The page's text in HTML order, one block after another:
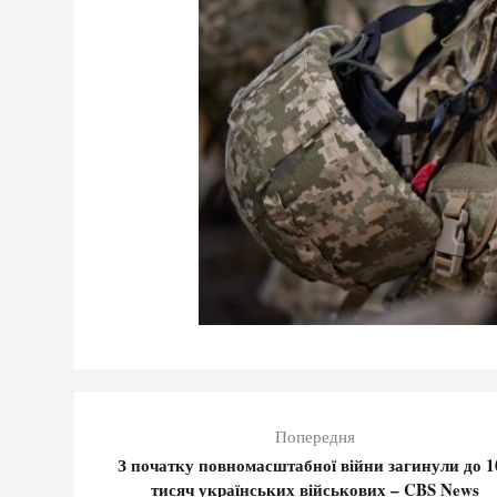
Попередня
З початку повномасштабної війни загинули до
тисяч українських військових – CBS News